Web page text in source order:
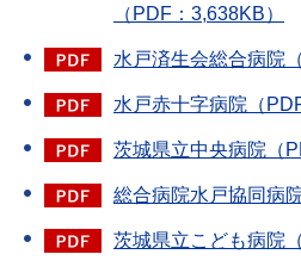
（PDF：3,638KB）
水戸済生会総合病院
水戸赤十字病院（
茨城県立中央病院（
総合病院水戸協同病
茨城県立こども病院